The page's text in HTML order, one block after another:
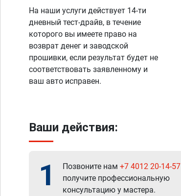
На наши услуги действует 14-ти
дневный тест-драйв, в течение
которого вы имеете право на
возврат денег и заводской
прошивки, если результат будет не
соответствовать заявленному и
ваш авто исправен.
Ваши действия:
1 Позвоните нам +7 4012 20-14-57
получите профессиональную
консультацию у мастера.